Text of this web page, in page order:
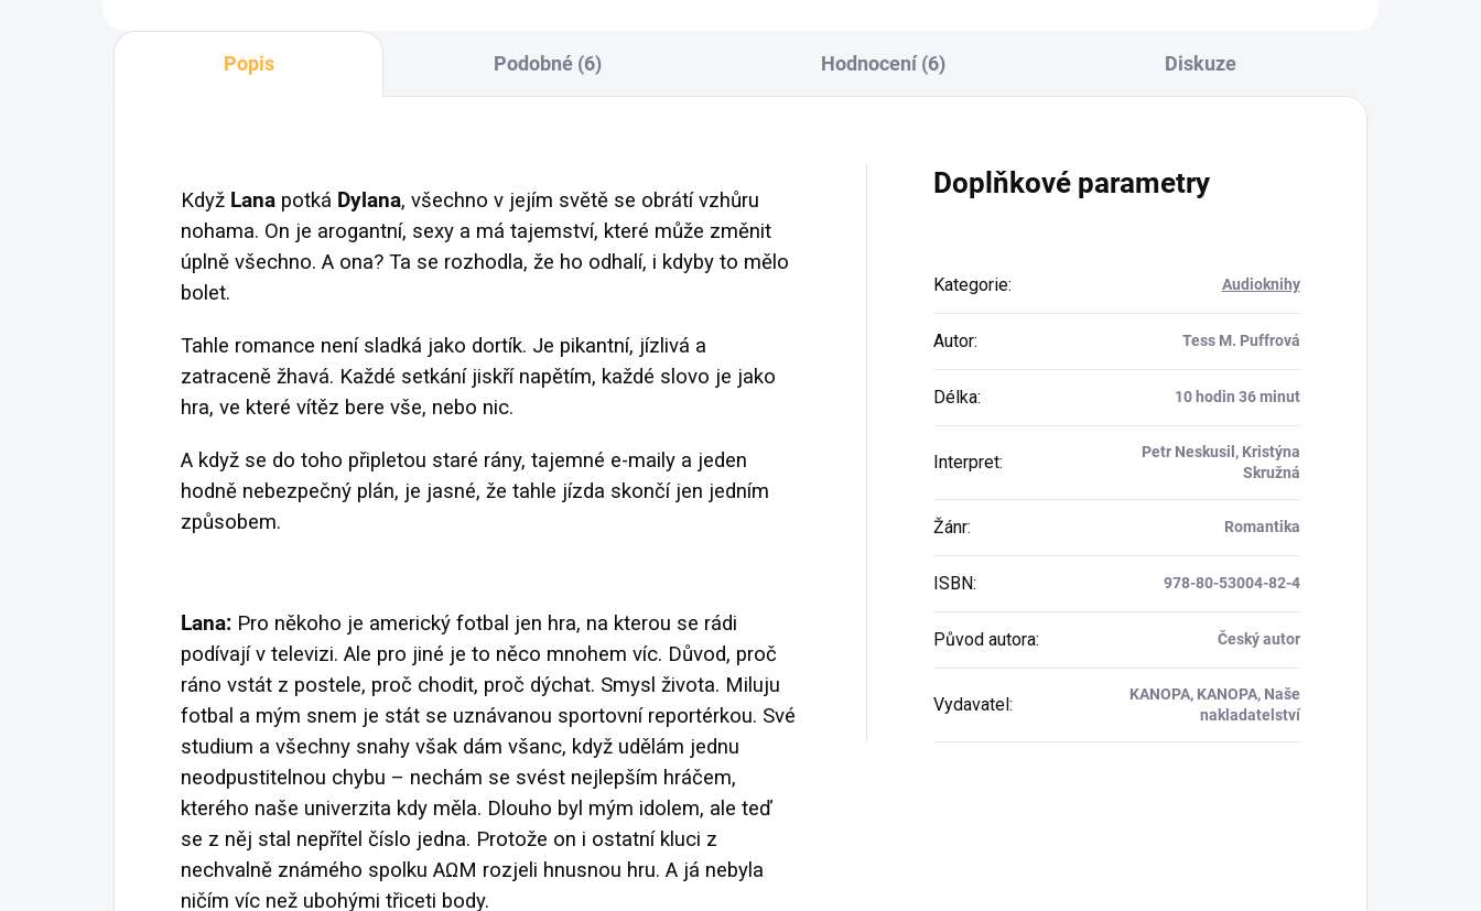
Popis Podobné (6) Hodnocení (6) Diskuze
Když Lana potká Dylana, všechno v jejím světě se obrátí vzhůru
nohama. On je arogantní, sexy a má tajemství, které může změnit
úplně všechno. A ona? Ta se rozhodla, že ho odhalí, i kdyby to mělo
bolet.
Tahle romance není sladká jako dortík. Je pikantní, jízlivá a
zatraceně žhavá. Každé setkání jiskří napětím, každé slovo je jako
hra, ve které vítěz bere vše, nebo nic.
A když se do toho připletou staré rány, tajemné e-maily a jeden
hodně nebezpečný plán, je jasné, že tahle jízda skončí jen jedním
způsobem.
Lana: Pro někoho je americký fotbal jen hra, na kterou se rádi
podívají v televizi. Ale pro jiné je to něco mnohem víc. Důvod, proč
ráno vstát z postele, proč chodit, proč dýchat. Smysl života. Miluju
fotbal a mým snem je stát se uznávanou sportovní reportérkou. Své
studium a všechny snahy však dám všanc, když udělám jednu
neodpustitelnou chybu – nechám se svést nejlepším hráčem,
kterého naše univerzita kdy měla. Dlouho byl mým idolem, ale teď
se z něj stal nepřítel číslo jedna. Protože on i ostatní kluci z
nechvalně známého spolku AΩM rozjeli hnusnou hru. A já nebyla
ničím víc než ubohými třiceti body.
Doplňkové parametry
Kategorie: Audioknihy
Autor: Tess M. Puffrová
Délka: 10 hodin 36 minut
Interpret:
Petr Neskusil, Kristýna
Skružná
Žánr: Romantika
ISBN: 978-80-53004-82-4
Původ autora: Český autor
Vydavatel:
KANOPA, KANOPA, Naše
nakladatelství